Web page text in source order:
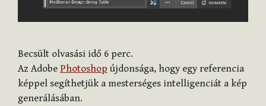
Becsült olvasási idő 6 perc.
Az Adobe Photoshop újdonsága, hogy egy referencia
képpel segíthetjük a mesterséges intelligenciát a kép
generálásában.